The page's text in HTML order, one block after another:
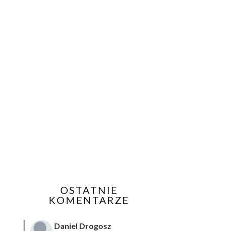
OSTATNIE
KOMENTARZE
Daniel Drogosz